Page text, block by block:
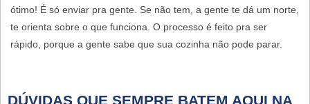
ótimo! É só enviar pra gente. Se não tem, a gente te dá um norte,
te orienta sobre o que funciona. O processo é feito pra ser
rápido, porque a gente sabe que sua cozinha não pode parar.
DÚVIDAS QUE SEMPRE BATEM AQUI NA